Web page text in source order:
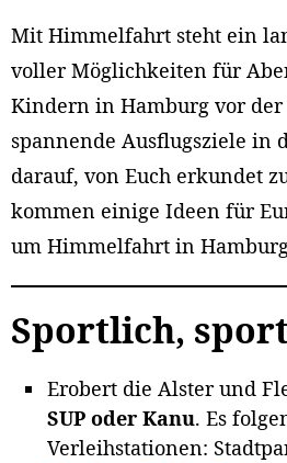
Mit Himmelfahrt steht ein
voller Möglichkeiten für
Kindern in Hamburg vor der
spannende Ausflugsziele in
darauf, von Euch erkundet
kommen einige Ideen für
um Himmelfahrt in
Sportlich,
Erobert die Alster und
SUP oder Kanu. Es
Verleihstationen: